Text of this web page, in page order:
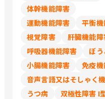
体幹機能障害
運動機能障害
平衡
視覚障害
肝臓機能
呼吸器機能障害
ぼ
小腸機能障害
免疫
音声言語又はそしゃく
うつ病
双極性障害 I